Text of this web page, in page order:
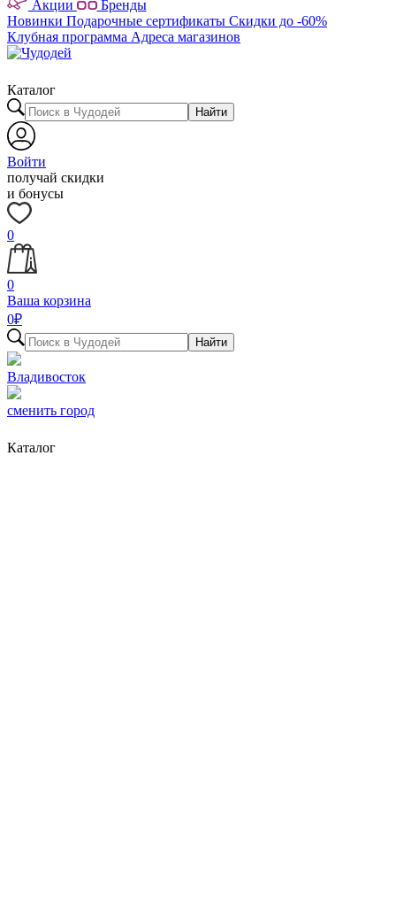
Акции
Бренды
Новинки Подарочные сертификаты Скидки до -60%
Клубная программа Адреса магазинов
Каталог
Найти
Войти
получай скидки
и бонусы
0
0
Ваша корзина
0₽
Найти
Владивосток
сменить город
Каталог